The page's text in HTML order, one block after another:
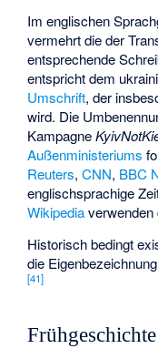
Im englischen
vermehrt die der
entsprechende
entspricht dem
Umschrift, der
wird. Die
Kampagne
Außenministeriums
Reuters,CNN, BBC
englischsprachige
Wikipediaverwenden
Historisch bedingt
die
[41]